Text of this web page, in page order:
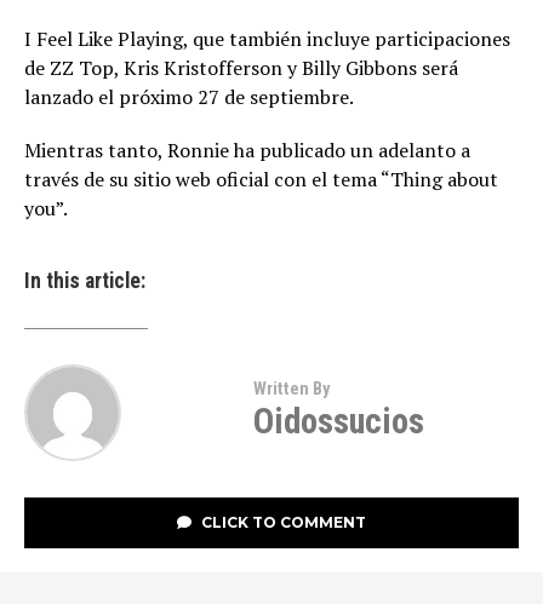
I Feel Like Playing, que también incluye participaciones
de ZZ Top, Kris Kristofferson y Billy Gibbons será
lanzado el próximo 27 de septiembre.
Mientras tanto, Ronnie ha publicado un adelanto a
través de su sitio web oficial con el tema “Thing about
you”.
In this article:
Written By
Oidossucios
CLICK TO COMMENT